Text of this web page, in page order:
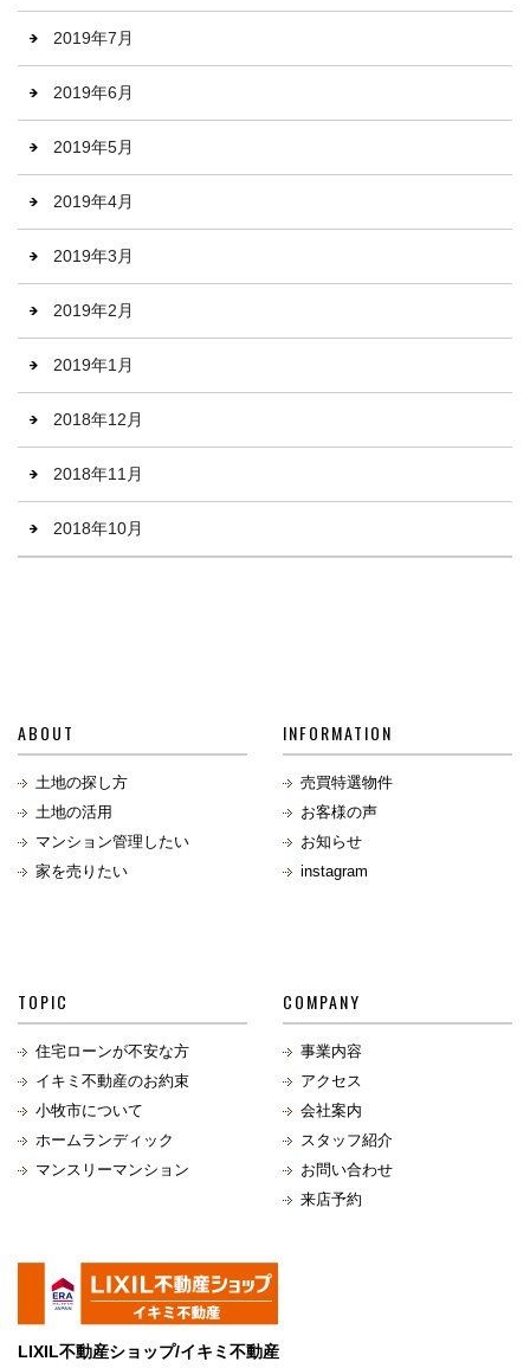
2019年7月
2019年6月
2019年5月
2019年4月
2019年3月
2019年2月
2019年1月
2018年12月
2018年11月
2018年10月
ABOUT
土地の探し方
土地の活用
マンション管理したい
家を売りたい
INFORMATION
売買特選物件
お客様の声
お知らせ
instagram
TOPIC
住宅ローンが不安な方
イキミ不動産のお約束
小牧市について
ホームランディック
マンスリーマンション
COMPANY
事業内容
アクセス
会社案内
スタッフ紹介
お問い合わせ
来店予約
LIXIL不動産ショップ/イキミ不動産